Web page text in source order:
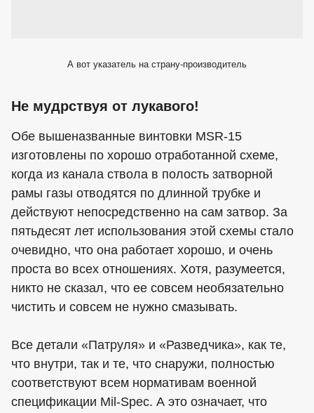
А вот указатель на страну-производитель
Не мудрствуя от лукавого!
Обе вышеназванные винтовки MSR-15
изготовлены по хорошо отработанной схеме,
когда из канала ствола в полость затворной
рамы газы отводятся по длинной трубке и
действуют непосредственно на сам затвор. За
пятьдесят лет использования этой схемы стало
очевидно, что она работает хорошо, и очень
проста во всех отношениях. Хотя, разумеется,
никто не сказал, что ее совсем необязательно
чистить и совсем не нужно смазывать.
Все детали «Патруля» и «Разведчика», как те,
что внутри, так и те, что снаружи, полностью
соответствуют всем нормативам военной
спецификации Mil-Spec. А это означает, что